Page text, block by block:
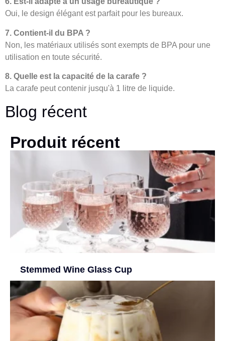
Oui, le design élégant est parfait pour les bureaux.
7. Contient-il du BPA ?
Non, les matériaux utilisés sont exempts de BPA pour une
utilisation en toute sécurité.
8. Quelle est la capacité de la carafe ?
La carafe peut contenir jusqu'à 1 litre de liquide.
Blog récent
Produit récent
Stemmed Wine Glass Cup